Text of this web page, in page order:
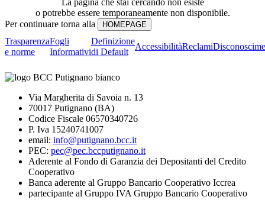
o potrebbe essere temporaneamente non disponibile.
Per continuare torna alla
Trasparenza
e norme
Fogli
Informativi
Definizione
di Default
AccessibilitàReclami
Via Margherita di Savoia n. 13
70017 Putignano (BA)
Codice Fiscale 06570340726
P. Iva 15240741007
email: info@putignano.bcc.it
PEC: pec@pec.bccputignano.it
Aderente al Fondo di Garanzia dei Depositanti del Credito
Cooperativo
Banca aderente al Gruppo Bancario Cooperativo Iccrea
partecipante al Gruppo IVA Gruppo Bancario Cooperativo